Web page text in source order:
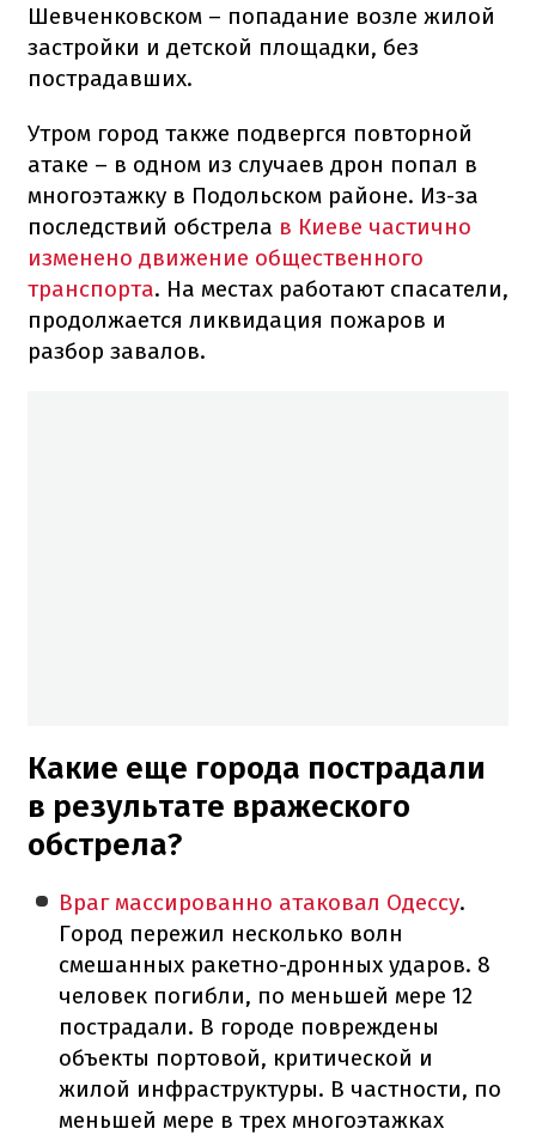
Шевченковском – попадание возле жилой
застройки и детской площадки, без
пострадавших.
Утром город также подвергся повторной
атаке – в одном из случаев дрон попал в
многоэтажку в Подольском районе. Из-за
последствий обстрела в Киеве частично
изменено движение общественного
транспорта. На местах работают спасатели,
продолжается ликвидация пожаров и
разбор завалов.
Какие еще города пострадали
в результате вражеского
обстрела?
Враг массированно атаковал Одессу.
Город пережил несколько волн
смешанных ракетно-дронных ударов. 8
человек погибли, по меньшей мере 12
пострадали. В городе повреждены
объекты портовой, критической и
жилой инфраструктуры. В частности, по
меньшей мере в трех многоэтажках